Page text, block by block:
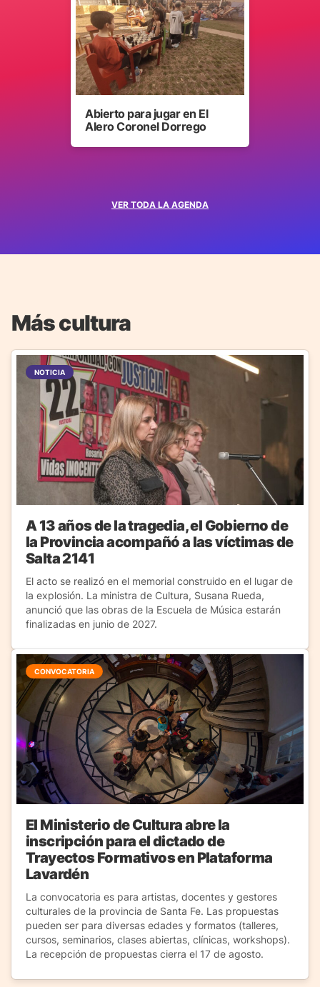
VER TODA LA AGENDA
Abierto para jugar en El
Alero Coronel Dorrego
Más cultura
NOTICIA
A 13 años de la tragedia, el Gobierno de
la Provincia acompañó a las víctimas de
Salta 2141
El acto se realizó en el memorial construido en el lugar de
la explosión. La ministra de Cultura, Susana Rueda,
anunció que las obras de la Escuela de Música estarán
finalizadas en junio de 2027.
CONVOCATORIA
El Ministerio de Cultura abre la
inscripción para el dictado de
Trayectos Formativos en Plataforma
Lavardén
La convocatoria es para artistas, docentes y gestores
culturales de la provincia de Santa Fe. Las propuestas
pueden ser para diversas edades y formatos (talleres,
cursos, seminarios, clases abiertas, clínicas, workshops).
La recepción de propuestas cierra el 17 de agosto.